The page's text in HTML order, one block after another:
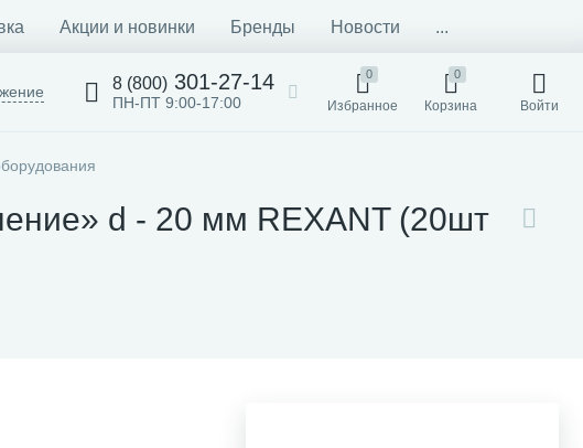
Акции и новинки Бренды Новости ...
8 (800) 301-27-14
ПН-ПТ 9:00-17:00
0
Избранное
0
Корзина Войти
d - 20 мм REXANT (20шт